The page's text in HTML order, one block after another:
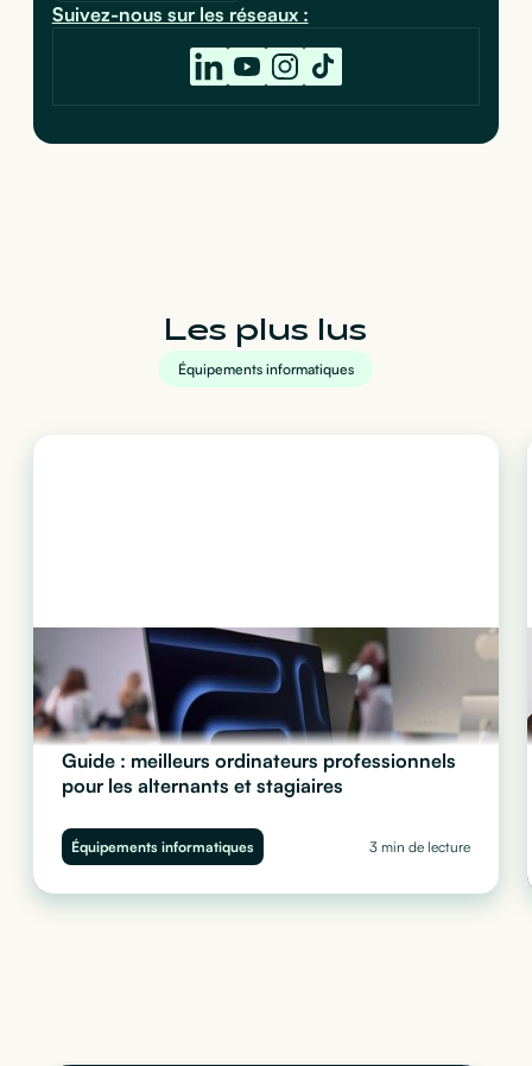
Suivez-nous sur les réseaux :
Les plus lus
Équipements informatiques
Guide : meilleurs ordinateurs professionnels
pour les alternants et stagiaires
Quel ordinateur choisir pour vos stagiaires et alternants ?
Performance, sécurité et budget : découvrez notre guide complet
pour équiper vos juniors sans impacter votre trésorerie.
Équipements informatiques 3 min de lecture